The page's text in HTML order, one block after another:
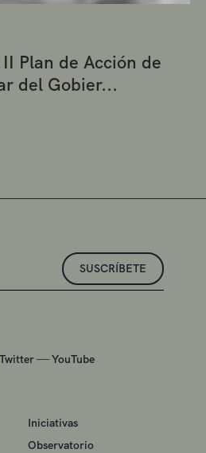
Plan de Acción de
del Gobier...
SUSCRÍBETE
Twitter—YouTube
Iniciativas
Observatorio